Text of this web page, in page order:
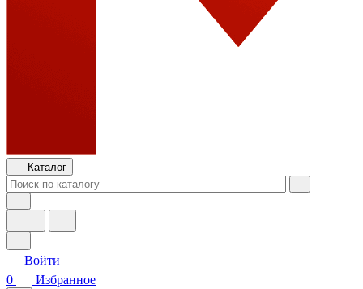
Каталог
Войти
0
Избранное